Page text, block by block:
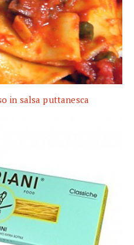
in salsa puttanesca